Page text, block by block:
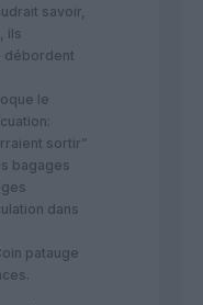
savoir,
ils
débordent
le
sortir”
bagages
dans
patauge